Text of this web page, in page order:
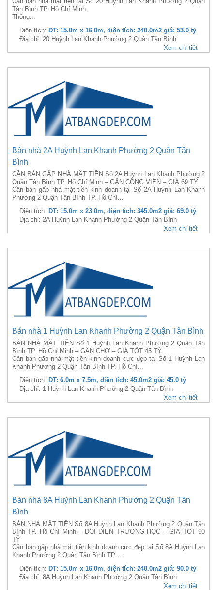
Tân Bình TP. Hồ Chí Minh.
Thông...
Diện tích: DT: 15.0m x 16.0m, diện tích: 240.0m2 giá: 53.0 tỷ
Địa chỉ: 20 Huỳnh Lan Khanh Phường 2 Quận Tân Bình
Xem chi tiết
Bán nhà 2A Huỳnh Lan Khanh Phường 2 Quận Tân
Bình
CẦN BÁN GẤP NHÀ MẶT TIỀN Số 2A Huỳnh Lan Khanh Phường 2
Quận Tân Bình TP. Hồ Chí Minh – GẦN CÔNG VIÊN – GIÁ 69 TỶ
Cần bán gấp nhà mặt tiền kinh doanh tại Số 2A Huỳnh Lan Khanh
Phường 2 Quận Tân Bình TP. Hồ Chí...
Diện tích: DT: 15.0m x 23.0m, diện tích: 345.0m2 giá: 69.0 tỷ
Địa chỉ: 2A Huỳnh Lan Khanh Phường 2 Quận Tân Bình
Xem chi tiết
Bán nhà 1 Huỳnh Lan Khanh Phường 2 Quận Tân Bình
BÁN NHÀ MẶT TIỀN Số 1 Huỳnh Lan Khanh Phường 2 Quận Tân
Bình TP. Hồ Chí Minh – GẦN CHỢ – GIÁ TỐT 45 TỶ
Cần bán gấp nhà mặt tiền kinh doanh cực đẹp tại Số 1 Huỳnh Lan
Khanh Phường 2 Quận Tân Bình TP. Hồ Chí...
Diện tích: DT: 6.0m x 7.5m, diện tích: 45.0m2 giá: 45.0 tỷ
Địa chỉ: 1 Huỳnh Lan Khanh Phường 2 Quận Tân Bình
Xem chi tiết
Bán nhà 8A Huỳnh Lan Khanh Phường 2 Quận Tân
Bình
BÁN NHÀ MẶT TIỀN Số 8A Huỳnh Lan Khanh Phường 2 Quận Tân
Bình TP. Hồ Chí Minh – ĐỐI DIỆN TRƯỜNG HỌC – GIÁ TỐT 90
TỶ
Cần bán gấp nhà mặt tiền kinh doanh cực đẹp tại Số 8A Huỳnh Lan
Khanh Phường 2 Quận Tân Bình TP....
Diện tích: DT: 15.0m x 16.0m, diện tích: 240.0m2 giá: 90.0 tỷ
Địa chỉ: 8A Huỳnh Lan Khanh Phường 2 Quận Tân Bình
Xem chi tiết